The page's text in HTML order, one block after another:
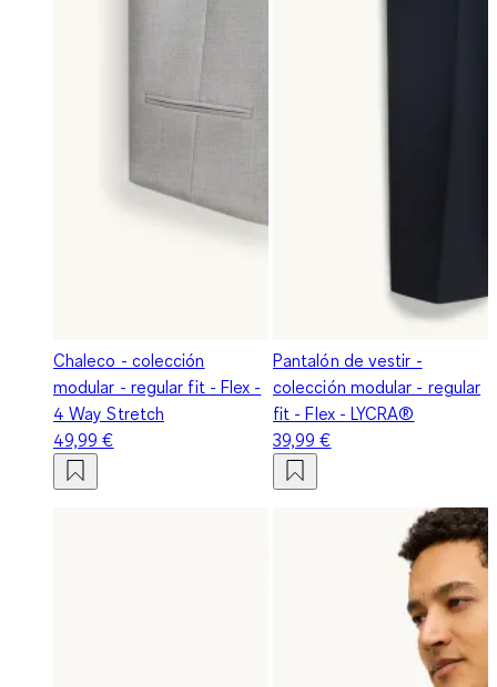
Chaleco - colección
modular - regular fit - Flex -
4 Way Stretch
49,99 €
Pantalón de vestir -
colección modular - regular
fit - Flex - LYCRA®
39,99 €